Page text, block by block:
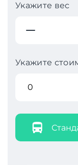
Укажите вес
Укажите